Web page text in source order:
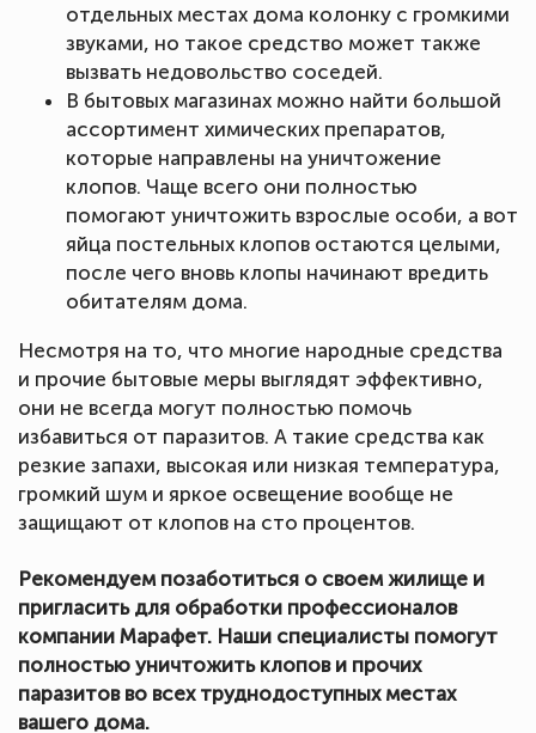
отдельных местах дома колонку с громкими
звуками, но такое средство может также
вызвать недовольство соседей.
В бытовых магазинах можно найти большой
ассортимент химических препаратов,
которые направлены на уничтожение
клопов. Чаще всего они полностью
помогают уничтожить взрослые особи, а вот
яйца постельных клопов остаются целыми,
после чего вновь клопы начинают вредить
обитателям дома.
Несмотря на то, что многие народные средства
и прочие бытовые меры выглядят эффективно,
они не всегда могут полностью помочь
избавиться от паразитов. А такие средства как
резкие запахи, высокая или низкая температура,
громкий шум и яркое освещение вообще не
защищают от клопов на сто процентов.
Рекомендуем позаботиться о своем жилище и
пригласить для обработки профессионалов
компании Марафет. Наши специалисты помогут
полностью уничтожить клопов и прочих
паразитов во всех труднодоступных местах
вашего дома.